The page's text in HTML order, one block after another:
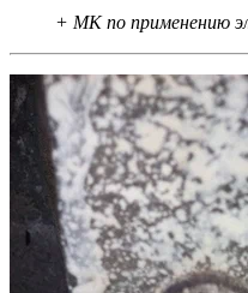
+ МК по применению